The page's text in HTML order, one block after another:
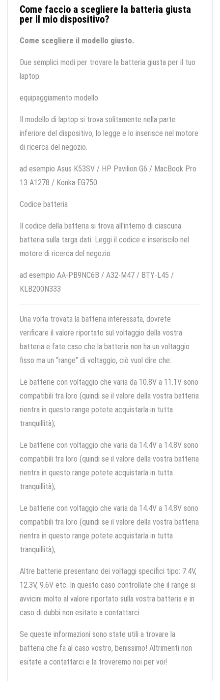
Come faccio a scegliere la batteria giusta
per il mio dispositivo?
Come scegliere il modello giusto.
Due semplici modi per trovare la batteria giusta per il tuo
laptop.
equipaggiamento modello
Il modello di laptop si trova solitamente nella parte
inferiore del dispositivo, lo legge e lo inserisce nel motore
di ricerca del negozio.
ad esempio Asus K53SV / HP Pavilion G6 / MacBook Pro
13 A1278 / Konka EG750
Codice batteria
Il codice della batteria si trova all'interno di ciascuna
batteria sulla targa dati. Leggi il codice e inseriscilo nel
motore di ricerca del negozio.
ad esempio AA-PB9NC6B / A32-M47 / BTY-L45 /
KLB200N333
Una volta trovata la batteria interessata, dovrete
verificare il valore riportato sul voltaggio della vostra
batteria e fate caso che la batteria non ha un voltaggio
fisso ma un “range” di voltaggio, ciò vuol dire che:
Le batterie con voltaggio che varia da 10.8V a 11.1V sono
compatibili tra loro (quindi se il valore della vostra batteria
rientra in questo range potete acquistarla in tutta
tranquillità);
Le batterie con voltaggio che varia da 14.4V a 14.8V sono
compatibili tra loro (quindi se il valore della vostra batteria
rientra in questo range potete acquistarla in tutta
tranquillità);
Le batterie con voltaggio che varia da 14.4V a 14.8V sono
compatibili tra loro (quindi se il valore della vostra batteria
rientra in questo range potete acquistarla in tutta
tranquillità);
Altre batterie presentano dei voltaggi specifici tipo: 7.4V,
12.3V, 9.6V etc. In questo caso controllate che il range si
avvicini molto al valore riportato sulla vostra batteria e in
caso di dubbi non esitate a contattarci.
Se queste informazioni sono state utili a trovare la
batteria che fa al caso vostro, benissimo! Altrimenti non
esitate a contattarci e la troveremo noi per voi!